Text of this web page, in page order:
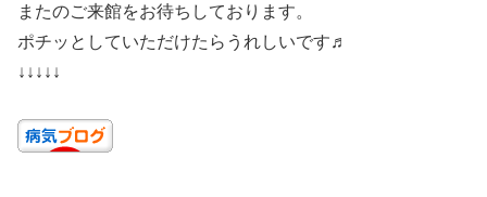
またのご来館をお待ちしております。
ポチッとしていただけたらうれしいです♬
↓↓↓↓↓